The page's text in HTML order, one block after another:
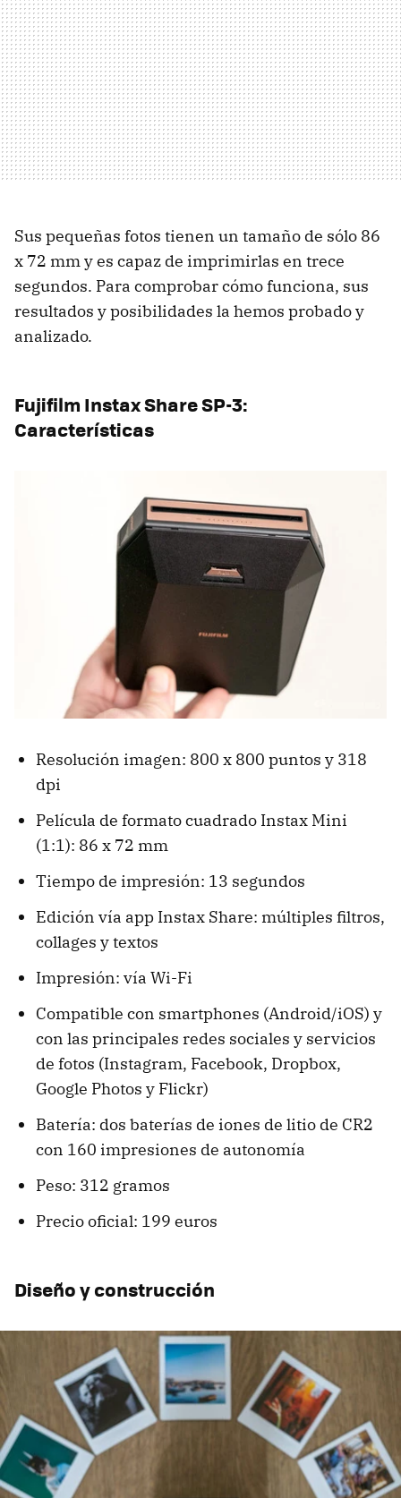
Sus pequeñas fotos tienen un tamaño de sólo 86
x 72 mm y es capaz de imprimirlas en trece
segundos. Para comprobar cómo funciona, sus
resultados y posibilidades la hemos probado y
analizado.
Fujifilm Instax Share SP-3:
Características
Resolución imagen: 800 x 800 puntos y 318
dpi
Película de formato cuadrado Instax Mini
(1:1): 86 x 72 mm
Tiempo de impresión: 13 segundos
Edición vía app Instax Share: múltiples filtros,
collages y textos
Impresión: vía Wi-Fi
Compatible con smartphones (Android/iOS) y
con las principales redes sociales y servicios
de fotos (Instagram, Facebook, Dropbox,
Google Photos y Flickr)
Batería: dos baterías de iones de litio de CR2
con 160 impresiones de autonomía
Peso: 312 gramos
Precio oficial: 199 euros
Diseño y construcción